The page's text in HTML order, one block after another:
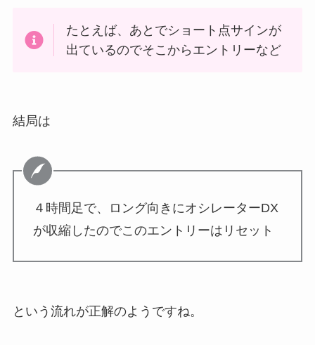
たとえば、あとでショート点サインが
出ているのでそこからエントリーなど
結局は
４時間足で、ロング向きにオシレーターDX
が収縮したのでこのエントリーはリセット
という流れが正解のようですね。